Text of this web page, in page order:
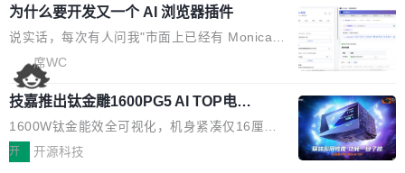
修复的版本，具体更新日志如下： 1、补全新版
本的各个审批类型的审批单导出 2、优化各个审
O行业规模预计达942亿元,同比增长169.7%。G
artner同期预测,传统搜索引擎访问量年内将下滑
25%,AI载体流量占比突破40%;埃森哲2025年中
国消费者调研则指出,37%的用户在有明确购买需
求时倾向于先问AI。几组数据指向一致:GEO已
从营销"加分项"变成品牌在AI时...
文。遇到不懂的代码片段，再切到 ChatGPT 问
一下。来回切换几次，思路早断了。 今天介绍的
开源 Chrome 扩展 AI Helper，有一个划词浮动
工具栏功能，能让你在任意网页选中文本就直接
用 AI，完全不用切换标签页。 划词工具栏是什
么 安装 AI Helper 后，在任意网页选中文本，选
区旁边会自动浮现一个工具栏： 工具 功能 典型
场景 AI 搜索 联网搜索相关信息 看到陌生概念，
为什么要开发又一个 AI 浏览器插件
说实话，每次有人问我"市面上已经有 Monica、
Sider、Copilot for Chrome 这些 AI 浏览器插件
了，你为什么还要再做一个"，我都觉得这个问题
问得好。 因为我自己也是从用户变成开发者的。
现有产品的天花板 我用过不少 AI 浏览器插件。
刚开始觉得都挺好——选中一段文字，弹出解
席WC
技嘉推出钛金雕1600PG5 AI TOP电
源：为发烧级主机与本地AI算力打造旗
舰供电方案
1600W钛金能效全可视化，机身紧凑仅16厘米
继2026台北电脑展首度亮相后，技嘉科技近日正
开 开源科技